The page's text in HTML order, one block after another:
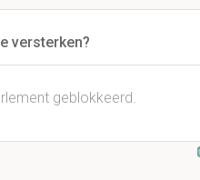
versterken?
geblokkeerd.